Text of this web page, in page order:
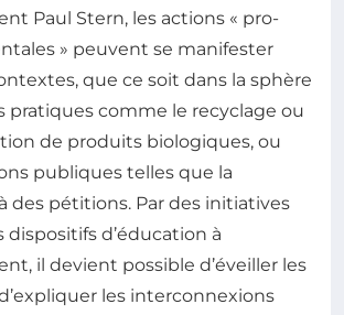
Paul Stern, les actions « pro-
» peuvent se manifester
que ce soit dans la sphère
pratiques comme le recyclage ou
de produits biologiques, ou
publiques telles que la
des pétitions. Par des initiatives
dispositifs d’éducation à
il devient possible d’éveiller les
les interconnexions